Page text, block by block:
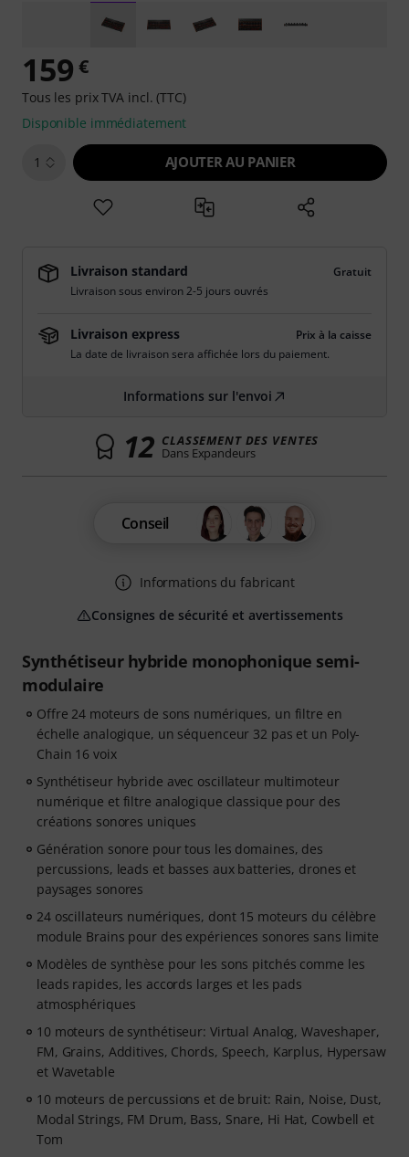
Synthétiseur hybride monophonique semi-
modulaire
Offre 24 moteurs de sons numériques, un filtre en
échelle analogique, un séquenceur 32 pas et un Poly-
Chain 16 voix
Synthétiseur hybride avec oscillateur multimoteur
numérique et filtre analogique classique pour des
créations sonores uniques
Génération sonore pour tous les domaines, des
percussions, leads et basses aux batteries, drones et
paysages sonores
24 oscillateurs numériques, dont 15 moteurs du célèbre
module Brains pour des expériences sonores sans limite
Modèles de synthèse pour les sons pitchés comme les
leads rapides, les accords larges et les pads
atmosphériques
10 moteurs de synthétiseur: Virtual Analog, Waveshaper,
FM, Grains, Additives, Chords, Speech, Karplus, Hypersaw
et Wavetable
10 moteurs de percussions et de bruit: Rain, Noise, Dust,
Modal Strings, FM Drum, Bass, Snare, Hi Hat, Cowbell et
Tom
159 €
Tous les prix TVA incl. (TTC)
Disponible immédiatement
1 AJOUTER AU PANIER
Livraison standard
Gratuit
Livraison sous environ 2-5 jours ouvrés
Livraison express
Prix à la caisse
La date de livraison sera affichée lors du paiement.
Informations sur l'envoi
12 CLASSEMENT DES VENTES
Dans Expandeurs
Conseil
Informations du fabricant
Consignes de sécurité et avertissements